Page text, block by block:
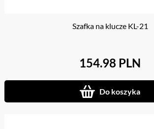
Szafka na klucze KL-21
154.98 PLN
Do koszyka